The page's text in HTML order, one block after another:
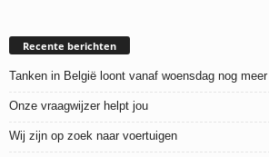
Recente berichten
Tanken in België loont vanaf woensdag nog meer
Onze vraagwijzer helpt jou
Wij zijn op zoek naar voertuigen